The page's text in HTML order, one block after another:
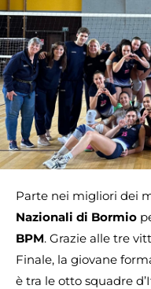
Parte nei migliori dei
Nazionali di Bormio
BPM. Grazie alle tre
Finale, la giovane
è tra le otto squadre